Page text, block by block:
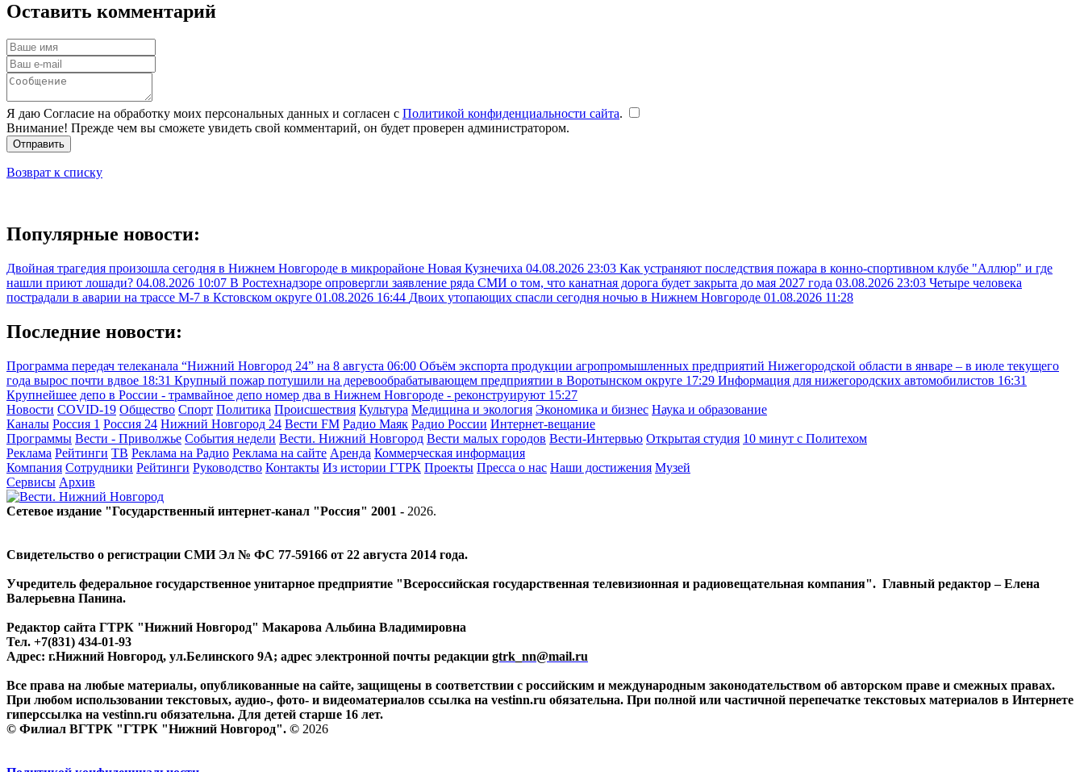
Оставить комментарий
Я даю Согласие на обработку моих персональных данных и согласен с Политикой конфиденциальности сайта.
Внимание! Прежде чем вы сможете увидеть свой комментарий, он будет проверен администратором.
Отправить
Возврат к списку
Популярные новости:
Двойная трагедия произошла сегодня в Нижнем Новгороде в микрорайоне Новая Кузнечиха 04.08.2026 23:03 Как устраняют последствия пожара в конно-спортивном клубе "Аллюр" и где
нашли приют лошади? 04.08.2026 10:07 В Ростехнадзоре опровергли заявление ряда СМИ о том, что канатная дорога будет закрыта до мая 2027 года 03.08.2026 23:03 Четыре человека
пострадали в аварии на трассе М-7 в Кстовском округе 01.08.2026 16:44 Двоих утопающих спасли сегодня ночью в Нижнем Новгороде 01.08.2026 11:28
Последние новости:
Программа передач телеканала “Нижний Новгород 24” на 8 августа 06:00 Объём экспорта продукции агропромышленных предприятий Нижегородской области в январе – в июле текущего
года вырос почти вдвое 18:31 Крупный пожар потушили на деревообрабатывающем предприятии в Воротынском округе 17:29 Информация для нижегородских автомобилистов 16:31
Крупнейшее депо в России - трамвайное депо номер два в Нижнем Новгороде - реконструируют 15:27
Новости COVID-19 Общество Спорт Политика Происшествия Культура Медицина и экология Экономика и бизнес Наука и образование
Каналы Россия 1 Россия 24 Нижний Новгород 24 Вести FM Радио Маяк Радио России Интернет-вещание
Программы Вести - Приволжье События недели Вести. Нижний Новгород Вести малых городов Вести-Интервью Открытая студия 10 минут с Политехом
Реклама Рейтинги ТВ Реклама на Радио Реклама на сайте Аренда Коммерческая информация
Компания Сотрудники Рейтинги Руководство Контакты Из истории ГТРК Проекты Пресса о нас Наши достижения Музей
Сервисы Архив
Сетевое издание "Государственный интернет-канал "Россия" 2001 - 2026.
Свидетельство о регистрации СМИ Эл № ФС 77-59166 от 22 августа 2014 года.
Учредитель федеральное государственное унитарное предприятие "Всероссийская государственная телевизионная и радиовещательная компания". Главный редактор – Елена
Валерьевна Панина.
Редактор сайта ГТРК "Нижний Новгород" Макарова Альбина Владимировна
Тел. +7(831) 434-01-93
Адрес: г.Нижний Новгород, ул.Белинского 9А; адрес электронной почты редакции gtrk_nn@mail.ru
Все права на любые материалы, опубликованные на сайте, защищены в соответствии с российским и международным законодательством об авторском праве и смежных правах.
При любом использовании текстовых, аудио-, фото- и видеоматериалов ссылка на vestinn.ru обязательна. При полной или частичной перепечатке текстовых материалов в Интернете
гиперссылка на vestinn.ru обязательна. Для детей старше 16 лет.
© Филиал ВГТРК "ГТРК "Нижний Новгород". © 2026